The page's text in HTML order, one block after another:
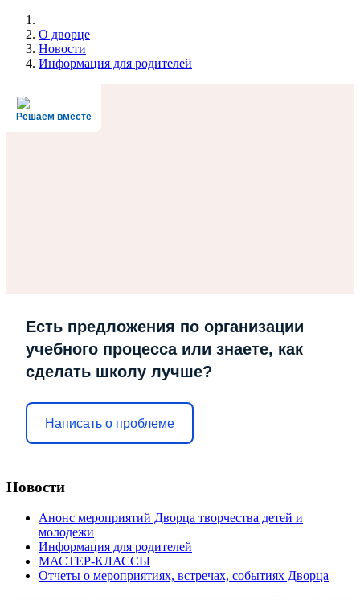
О дворце
Новости
Информация для родителей
Решаем вместе
Есть предложения по организации
учебного процесса или знаете, как
сделать школу лучше?
Написать о проблеме
Новости
Анонс мероприятий Дворца творчества детей и
молодежи
Информация для родителей
МАСТЕР-КЛАССЫ
Отчеты о мероприятиях, встречах, событиях Дворца